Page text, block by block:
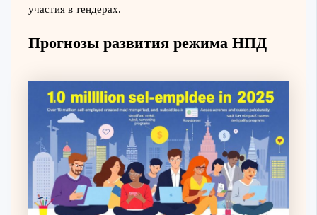
участия в тендерах.
Прогнозы развития режима НПД